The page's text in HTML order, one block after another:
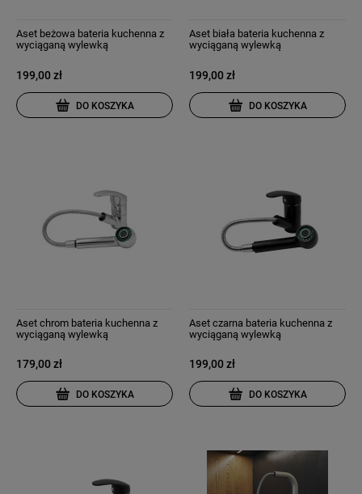
Aset beżowa bateria kuchenna z
wyciąganą wylewką
199,00 zł
DO KOSZYKA
Aset biała bateria kuchenna z
wyciąganą wylewką
199,00 zł
DO KOSZYKA
Aset chrom bateria kuchenna z
wyciąganą wylewką
179,00 zł
DO KOSZYKA
Aset czarna bateria kuchenna z
wyciąganą wylewką
199,00 zł
DO KOSZYKA